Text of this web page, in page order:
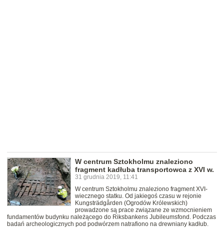
W centrum Sztokholmu znaleziono
fragment kadłuba transportowca z XVI w.
31 grudnia 2019, 11:41
W centrum Sztokholmu znaleziono fragment XVI-
wiecznego statku. Od jakiegoś czasu w rejonie
Kungsträdgården (Ogrodów Królewskich)
prowadzone są prace związane ze wzmocnieniem
fundamentów budynku należącego do Riksbankens Jubileumsfond. Podczas
badań archeologicznych pod podwórzem natrafiono na drewniany kadłub.